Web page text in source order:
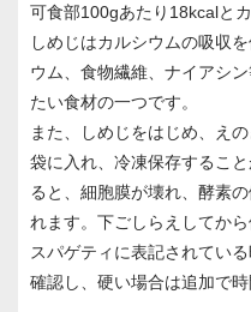
可食部100gあたり18kcalと
しめじはカルシウムの吸収
ウム、食物繊維、ナイアシ
たい食材の一つです。
また、しめじをはじめ、え
袋に入れ、冷凍保存するこ
ると、細胞膜が壊れ、酵素
れます。下ごしらえしてか
スパゲティに表記されてい
確認し、硬い場合は追加で時